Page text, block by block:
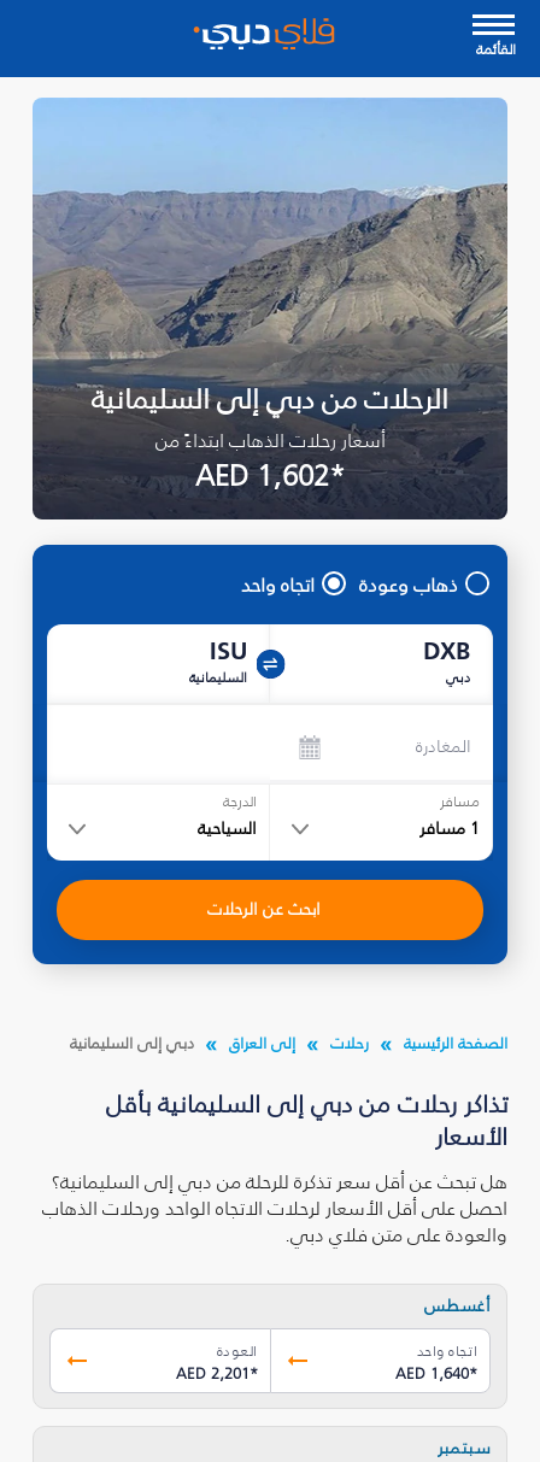
القأئمة
الرحلات من دبي إلى السليمانية‎
أسعار رحلات الذهاب ابتداءً من
*AED 1,602
ذهاب وعودة اتجاه واحد
DXB
دبي
ISU
السليمانية‎
المغادرة
مسافر
1 مسافر
الدرجة
السياحية
ابحث عن الرحلات
الصفحة الرئيسية رحلات إلى العراق دبي إلى السليمانية‎
تذاكر رحلات من دبي إلى السليمانية‎ بأقل
الأسعار
هل تبحث عن أقل سعر تذكرة للرحلة من دبي إلى السليمانية‎؟
احصل على أقل الأسعار لرحلات الاتجاه الواحد ورحلات الذهاب
والعودة على متن فلاي دبي.
أغسطس
اتجاه واحد
AED 1,640*
العودة
AED 2,201*
سبتمبر